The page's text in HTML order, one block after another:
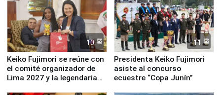
10
Keiko Fujimori se reúne con
el comité organizador de
Lima 2027 y la legendaria
11
Presidenta Keiko Fujimori
asiste al concurso
ecuestre “Copa Junín”